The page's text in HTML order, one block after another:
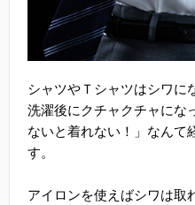
シャツやＴシャツはシワに
洗濯後にクチャクチャにな
ないと着れない！」なんて
す。
アイロンを使えばシワは取